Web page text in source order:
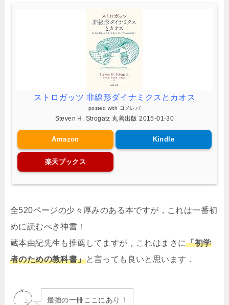
ストロガッツ 非線形ダイナミクスとカオス
posted with ヨメレバ
Steven H. Strogatz 丸善出版 2015-01-30
Amazon Kindle
楽天ブックス
全520ページの少々厚みのある本ですが，これは一番初
めに読むべき神書！
蔵本由紀先生も推薦してますが，これはまさに「初学
者のための教科書」と言っても良いと思います．
最強の一冊ここにあり！